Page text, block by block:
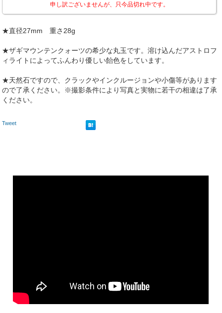
申し訳ございませんが、只今品切れ中です。
★直径27mm 重さ28g
★ザギマウンテンクォーツの希少な丸玉です。溶け込んだアストロフ
ィライトによってふんわり優しい飴色をしています。
★天然石ですので、クラックやインクルージョンや小傷等があります
ので了承ください。※撮影条件により写真と実物に若干の相違は了承
ください。
Tweet